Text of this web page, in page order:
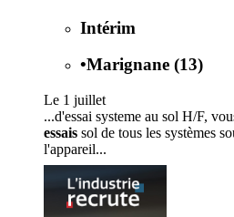
Intérim
•Marignane (13)
Le 1 juillet
...d'essai systeme au sol H/F,
essais sol de tous les systèmes
l'appareil...